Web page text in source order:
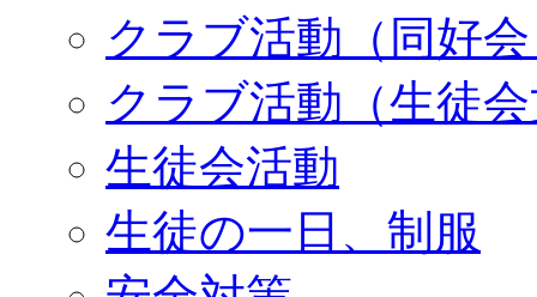
クラブ活動（同好
クラブ活動（生徒
生徒会活動
生徒の一日、制服